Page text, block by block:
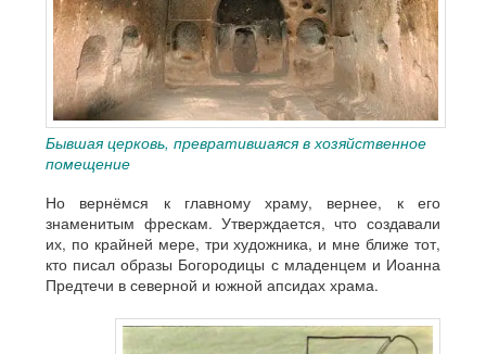
Бывшая церковь, превратившаяся в хозяйственное
помещение
Но вернёмся к главному храму, вернее, к его
знаменитым фрескам. Утверждается, что создавали
их, по крайней мере, три художника, и мне ближе тот,
кто писал образы Богородицы с младенцем и Иоанна
Предтечи в северной и южной апсидах храма.